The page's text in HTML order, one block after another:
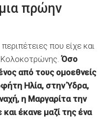
πρώην
που είχε και
Όσο
από τους ομοεθνείς
Ηλία, στην Ύδρα,
η Μαργαρίτα την
έκανε μαζί της ένα